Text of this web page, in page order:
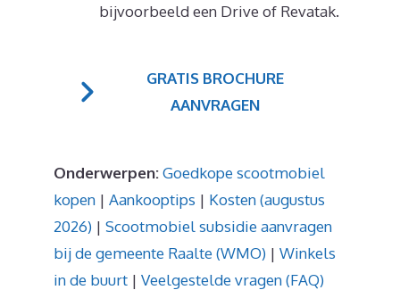
bijvoorbeeld een Drive of Revatak.
GRATIS BROCHURE
AANVRAGEN
Onderwerpen:Goedkope scootmobiel
kopen | Aankooptips | Kosten (augustus
2026) | Scootmobiel subsidie aanvragen
bij de gemeente Raalte (WMO) | Winkels
in de buurt | Veelgestelde vragen (FAQ)